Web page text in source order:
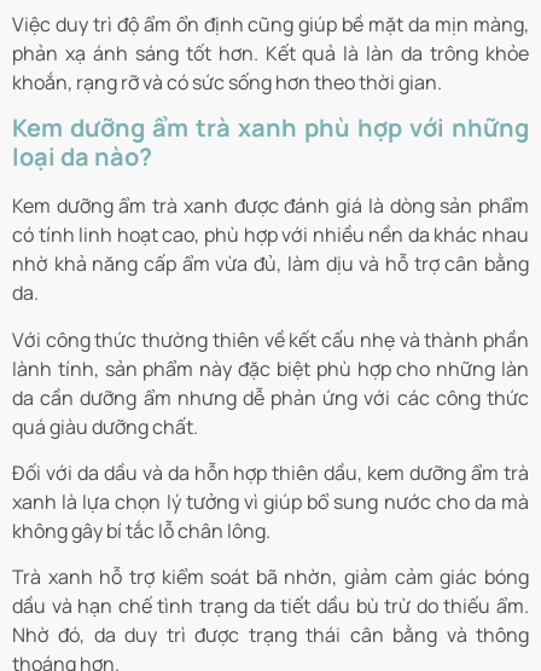
Việc duy trì độ ẩm ổn định cũng giúp bề mặt da mịn màng,
phản xạ ánh sáng tốt hơn. Kết quả là làn da trông khỏe
khoắn, rạng rỡ và có sức sống hơn theo thời gian.
Kem dưỡng ẩm trà xanh phù hợp với những
loại da nào?
Kem dưỡng ẩm trà xanh được đánh giá là dòng sản phẩm
có tính linh hoạt cao, phù hợp với nhiều nền da khác nhau
nhờ khả năng cấp ẩm vừa đủ, làm dịu và hỗ trợ cân bằng
da.
Với công thức thường thiên về kết cấu nhẹ và thành phần
lành tính, sản phẩm này đặc biệt phù hợp cho những làn
da cần dưỡng ẩm nhưng dễ phản ứng với các công thức
quá giàu dưỡng chất.
Đối với da dầu và da hỗn hợp thiên dầu, kem dưỡng ẩm trà
xanh là lựa chọn lý tưởng vì giúp bổ sung nước cho da mà
không gây bí tắc lỗ chân lông.
Trà xanh hỗ trợ kiểm soát bã nhờn, giảm cảm giác bóng
dầu và hạn chế tình trạng da tiết dầu bù trừ do thiếu ẩm.
Nhờ đó, da duy trì được trạng thái cân bằng và thông
thoáng hơn.